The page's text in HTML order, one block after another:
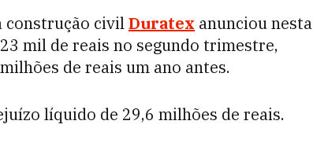
construção civilDuratex anunciou nesta
mil de reais no segundo trimestre,
de reais um ano antes.
líquido de 29,6 milhões de reais.